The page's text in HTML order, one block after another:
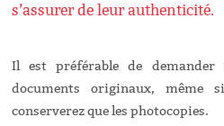
s’assurer de leur authenticité.
Il est préférable de demander
documents originaux,
conserverez que les photocopies.